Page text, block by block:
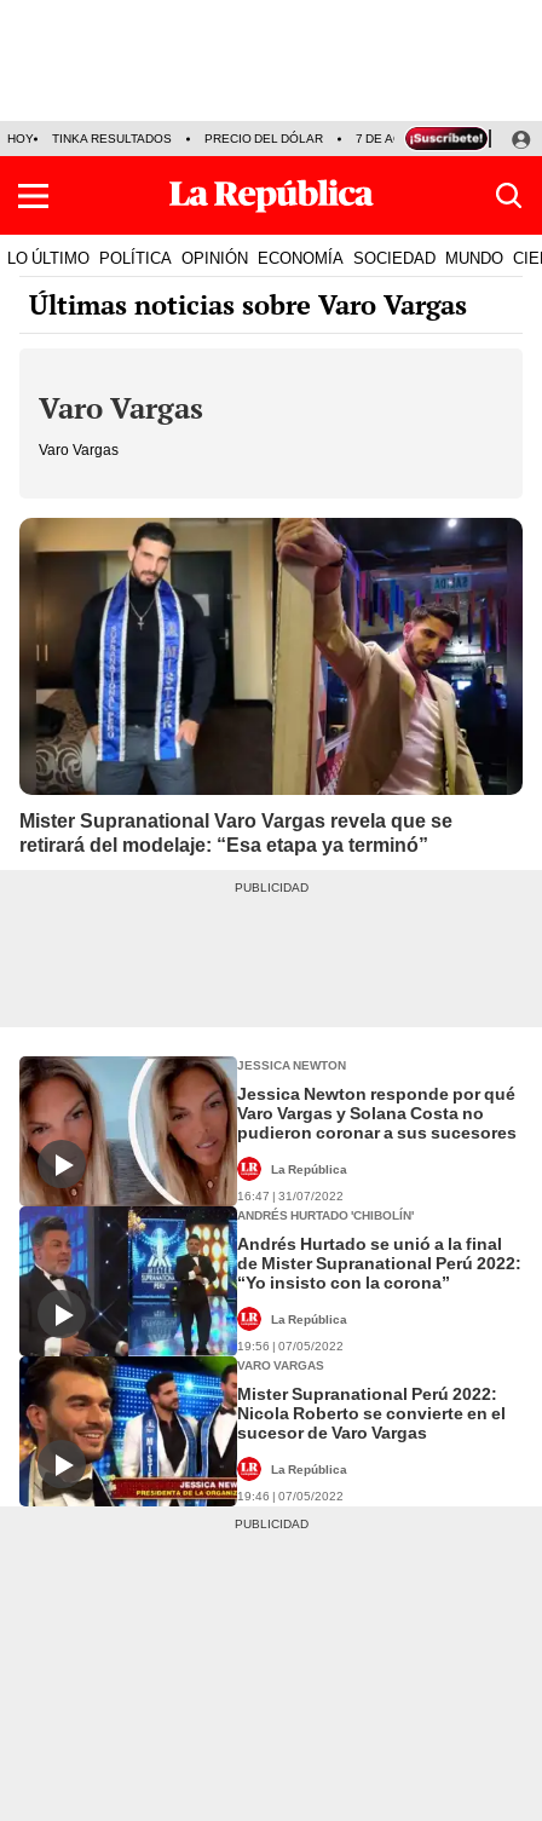
HOY TINKA RESULTADOS PRECIO DEL DÓLAR 7 DE AGOSTO OLLANTA
LO ÚLTIMO POLÍTICA OPINIÓN ECONOMÍA SOCIEDAD MUNDO
Últimas noticias sobre Varo Vargas
Varo Vargas
Varo Vargas
Mister Supranational Varo Vargas revela que se
retirará del modelaje: “Esa etapa ya terminó”
JESSICA NEWTON
Jessica Newton responde por qué
Varo Vargas y Solana Costa no
pudieron coronar a sus sucesores
La República
16:47 | 31/07/2022
ANDRÉS HURTADO 'CHIBOLÍN'
Andrés Hurtado se unió a la final
de Mister Supranational Perú 2022:
“Yo insisto con la corona”
La República
19:56 | 07/05/2022
VARO VARGAS
Mister Supranational Perú 2022:
Nicola Roberto se convierte en el
sucesor de Varo Vargas
La República
19:46 | 07/05/2022